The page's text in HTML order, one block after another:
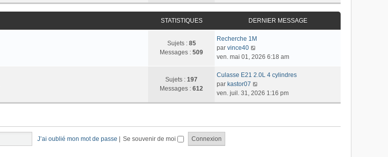
g m
a
e
e
e
r
n
e
r
m
l
l
d
r
STATISTIQUES DERNIER MESSAGE
Sujets : 85
Messages : 509
Recherche 1M
par vince40
o
s
u
l
t
l
ven. mai 01, 2026 6:18 am
Sujets : 197
Messages : 612
Culasse E21 2.0L 4 cylindres
par kastor07
o
n
l
ven. juil. 31, 2026 1:16 pm
J’ai oublié mon mot de passe Se souvenir de moi